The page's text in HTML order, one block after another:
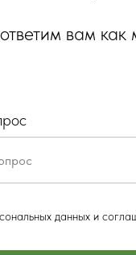
вам как
данных и